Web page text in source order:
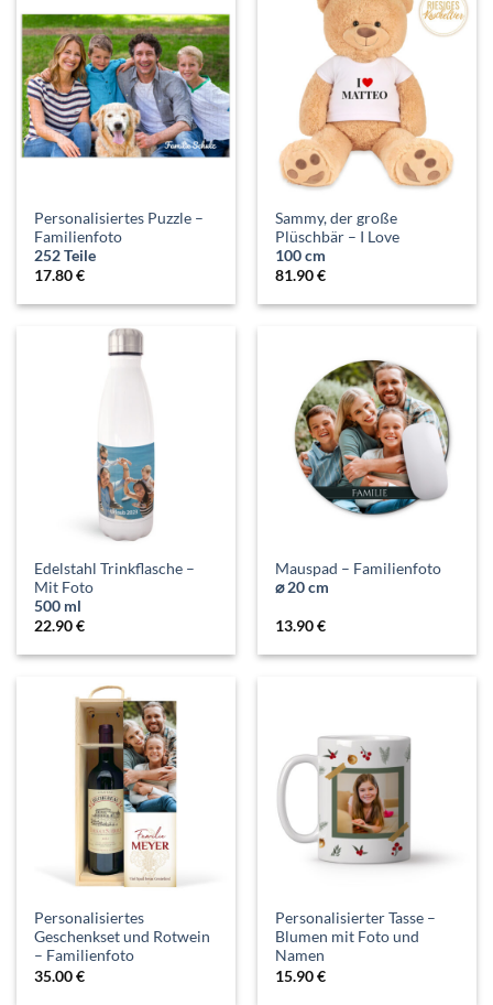
Personalisiertes Puzzle –
Familienfoto
252 Teile
17.80€
Sammy, der große
Plüschbär – I Love
100 cm
81.90€
Edelstahl Trinkflasche –
Mit Foto
500 ml
22.90€
Mauspad – Familienfoto
⌀ 20 cm
13.90€
Personalisiertes
Geschenkset und Rotwein
– Familienfoto
35.00€
Personalisierter Tasse –
Blumen mit Foto und
Namen
15.90€